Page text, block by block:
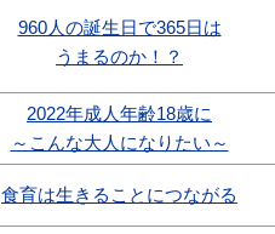
960人の誕生日で365日は
うまるのか！？
2022年成人年齢18歳に
～こんな大人になりたい～
食育は生きることにつながる